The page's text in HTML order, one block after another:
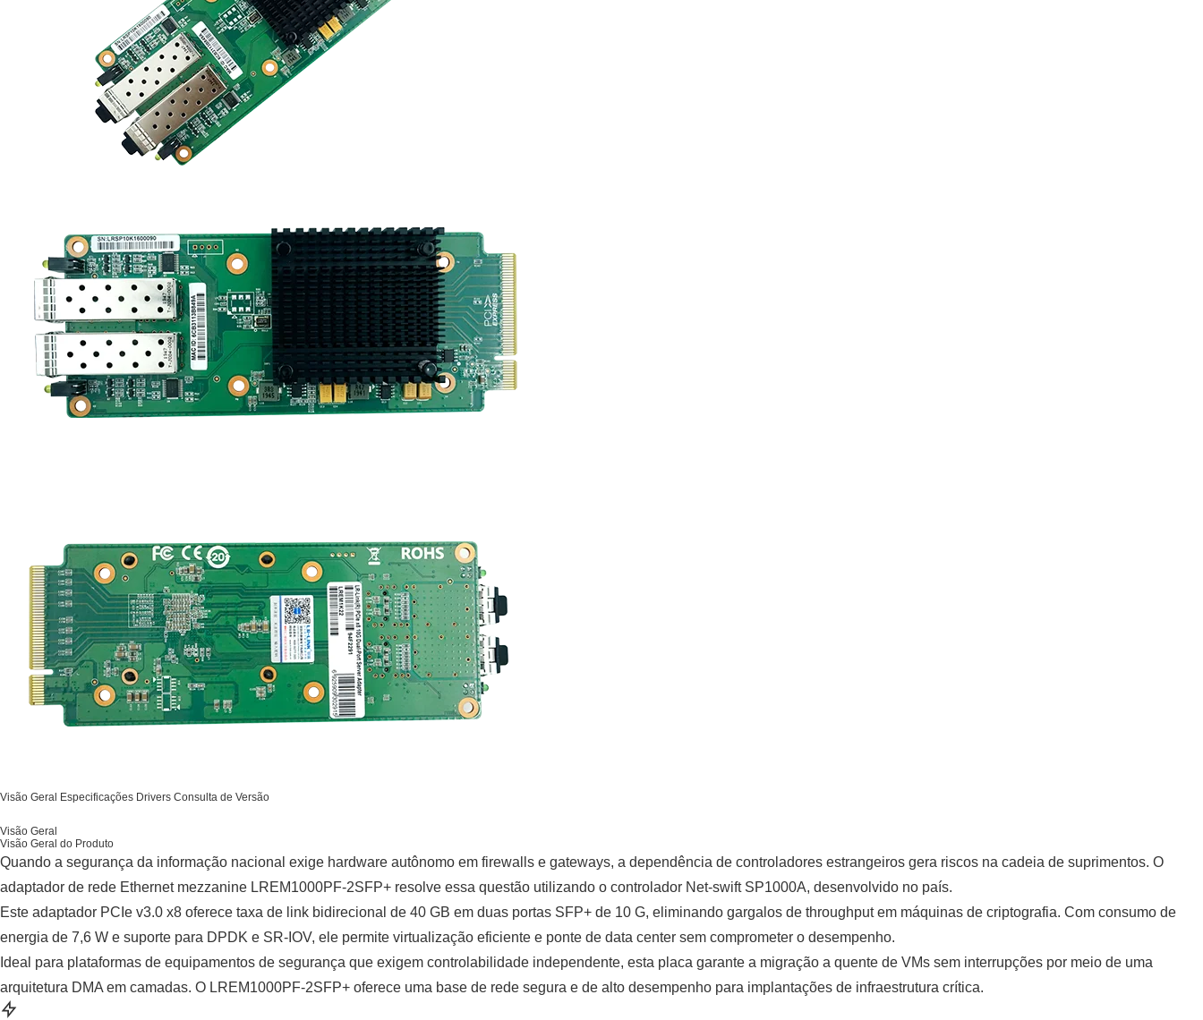
Visão Geral Especificações Drivers Consulta de Versão
Visão Geral
Visão Geral do Produto
Quando a segurança da informação nacional exige hardware autônomo em firewalls e gateways, a dependência de controladores estrangeiros gera riscos na cadeia de suprimentos. O
adaptador de rede Ethernet mezzanine LREM1000PF-2SFP+ resolve essa questão utilizando o controlador Net-swift SP1000A, desenvolvido no país.
Este adaptador PCIe v3.0 x8 oferece taxa de link bidirecional de 40 GB em duas portas SFP+ de 10 G, eliminando gargalos de throughput em máquinas de criptografia. Com consumo de
energia de 7,6 W e suporte para DPDK e SR-IOV, ele permite virtualização eficiente e ponte de data center sem comprometer o desempenho.
Ideal para plataformas de equipamentos de segurança que exigem controlabilidade independente, esta placa garante a migração a quente de VMs sem interrupções por meio de uma
arquitetura DMA em camadas. O LREM1000PF-2SFP+ oferece uma base de rede segura e de alto desempenho para implantações de infraestrutura crítica.